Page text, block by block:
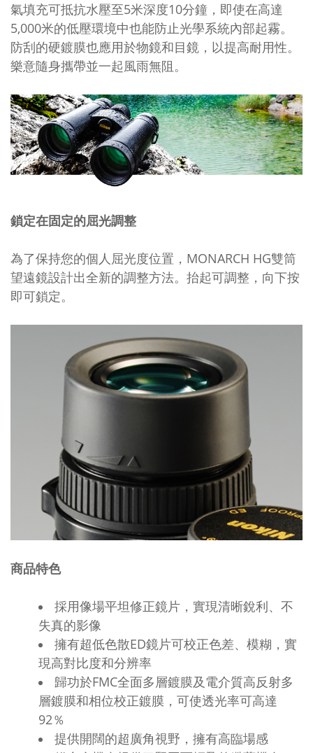
氣填充可抵抗水壓至5米深度10分鐘，即使在高達
5,000米的低壓環境中也能防止光學系統內部起霧。
防刮的硬鍍膜也應用於物鏡和目鏡，以提高耐用性。
樂意隨身攜帶並一起風雨無阻。
鎖定在固定的屈光調整
為了保持您的個人屈光度位置， MONARCH HG雙筒
望遠鏡設計出全新的調整方法。抬起可調整，向下按
即可鎖定。
商品特色
採用像場平坦修正鏡片，實現清晰銳利、不
失真的影像
擁有超低色散ED鏡片可校正色差、模糊，實
現高對比度和分辨率
歸功於FMC全面多層鍍膜及電介質高反射多
層鍍膜和相位校正鍍膜，可使透光率可高達
92％
提供開闊的超廣角視野，擁有高臨場感